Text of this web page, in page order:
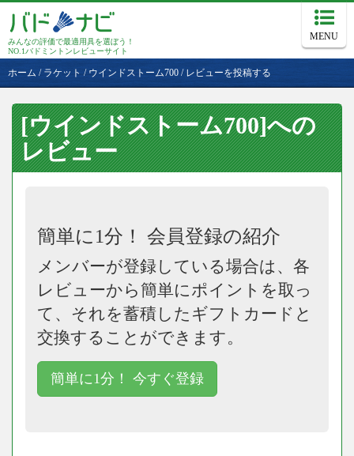
みんなの評価で最適用具を選ぼう！
NO.1バドミントンレビューサイト
MENU
ホーム / ラケット / ウインドストーム700 / レビューを投稿する
[ウインドストーム700]への
レビュー
簡単に1分！ 会員登録の紹介
メンバーが登録している場合は、各
レビューから簡単にポイントを取っ
て、それを蓄積したギフトカードと
交換することができます。
簡単に1分！ 今すぐ登録